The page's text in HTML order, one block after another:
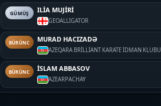
GÜMÜŞ ILİA MUJİRİ
GEOALLIGATOR
BÜRÜNC MURAD HACIZADƏ
AZEQARA BRİLLİANT KARATE İDMAN KLUBU
BÜRÜNC İSLAM ABBASOV
AZEARPACHAY